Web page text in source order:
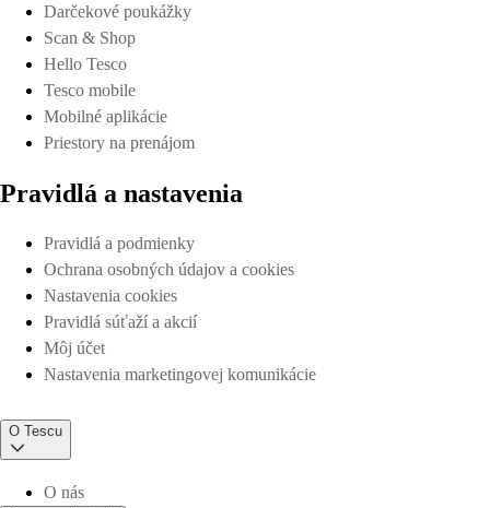
Darčekové poukážky
Scan & Shop
Hello Tesco
Tesco mobile
Mobilné aplikácie
Priestory na prenájom
Pravidlá a nastavenia
Pravidlá a podmienky
Ochrana osobných údajov a cookies
Nastavenia cookies
Pravidlá súťaží a akcií
Môj účet
Nastavenia marketingovej komunikácie
O Tescu
O nás